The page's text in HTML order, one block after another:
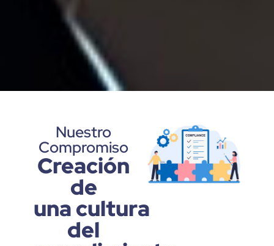
Nuestro
Compromiso
Creación
de
una cultura
del